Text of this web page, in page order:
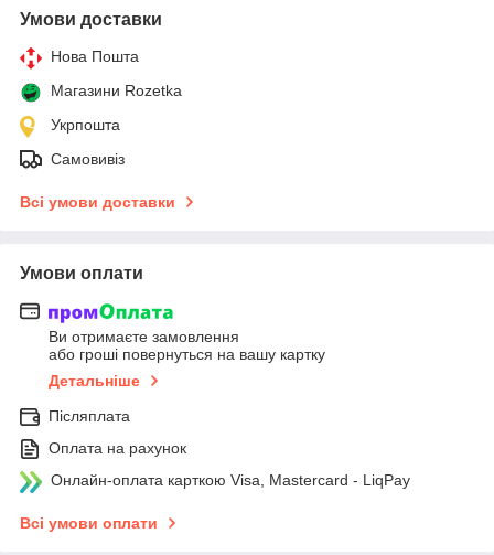
Умови доставки
Нова Пошта
Магазини Rozetka
Укрпошта
Самовивіз
Всі умови доставки
Умови оплати
Ви отримаєте замовлення
або гроші повернуться на вашу картку
Детальніше
Післяплата
Оплата на рахунок
Онлайн-оплата карткою Visa, Mastercard - LiqPay
Всі умови оплати